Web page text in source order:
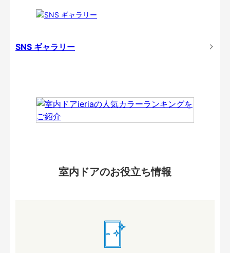
SNS ギャラリー
室内ドアのお役立ち情報